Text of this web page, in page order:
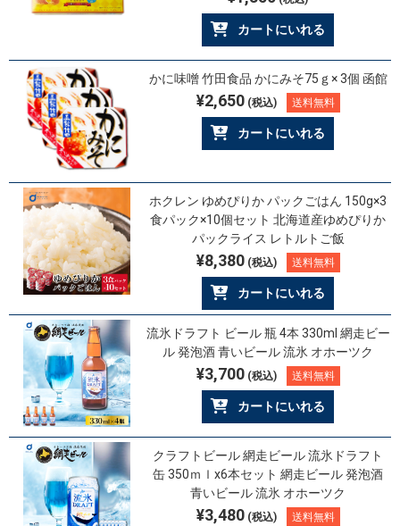
カートにいれる
かに味噌 竹田食品 かにみそ75ｇ× 3個 函館
¥2,650(税込) 送料無料
カートにいれる
ホクレン ゆめぴりか パックごはん 150g×3
食パック×10個セット 北海道産ゆめぴりか
パックライス レトルトご飯
¥8,380(税込) 送料無料
カートにいれる
流氷ドラフト ビール 瓶 4本 330ml 網走ビー
ル 発泡酒 青いビール 流氷 オホーツク
¥3,700(税込) 送料無料
カートにいれる
クラフトビール 網走ビール 流氷ドラフト
缶 350ｍｌx6本セット 網走ビール 発泡酒
青いビール 流氷 オホーツク
¥3,480(税込) 送料無料